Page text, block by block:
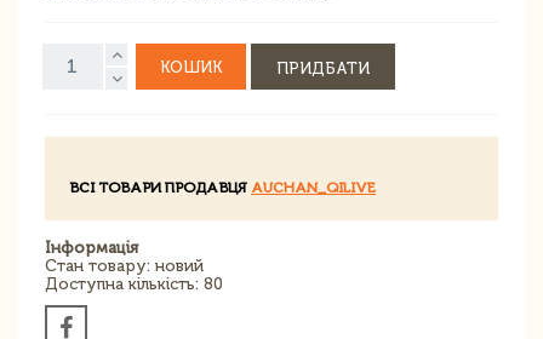
КОШИК ПРИДБАТИ
ВСІ ТОВАРИ ПРОДАВЦЯ AUCHAN_QILIVE
Інформація
Стан товару: новий
Доступна кількість: 80